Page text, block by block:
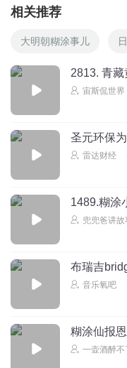
相关推荐
大明朝糊涂事儿
2813. 青
宙斯侃世界
圣元环保
雷达财经
1489.糊涂
兜兜爸讲故
布瑞吉
音乐氧吧
糊涂仙报恩
一壶酒醉不